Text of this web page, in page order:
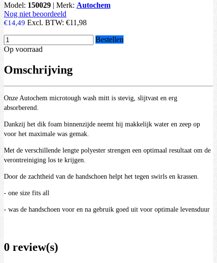
Model: 150029 | Merk: Autochem
Nog niet beoordeeld
€14,49 Excl. BTW: €11,98
Bestellen
Op voorraad
Omschrijving
Onze Autochem microtough wash mitt is stevig, slijtvast en erg
absorberend.
Dankzij het dik foam binnenzijde neemt hij makkelijk water en zeep op
voor het maximale was gemak.
Met de verschillende lengte polyester strengen een optimaal resultaat om de
verontreiniging los te krijgen.
Door de zachtheid van de handschoen helpt het tegen swirls en krassen.
- one size fits all
- was de handschoen voor en na gebruik goed uit voor optimale levensduur
0 review(s)